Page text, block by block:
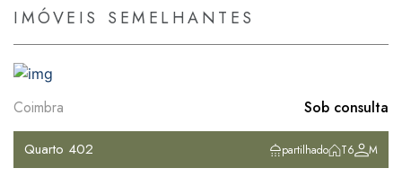
IMÓVEIS SEMELHANTES
Sob consulta
Quarto 402 partilhado T6 M